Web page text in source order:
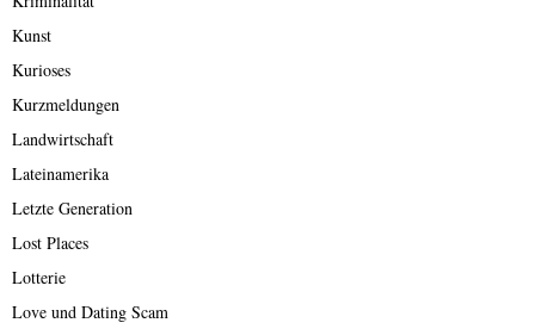
Kunst
Kurioses
Kurzmeldungen
Landwirtschaft
Lateinamerika
Letzte Generation
Lost Places
Lotterie
Love und Dating Scam